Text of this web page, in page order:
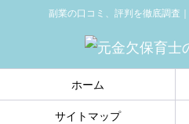
副業の口コミ、評判を徹底調査
ホーム
サイトマップ